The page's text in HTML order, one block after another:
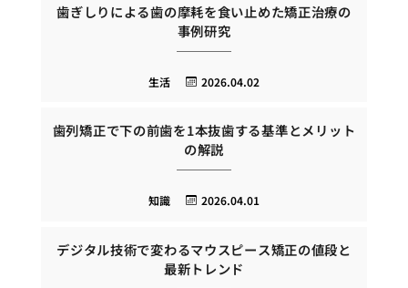
歯ぎしりによる歯の摩耗を食い止めた矯正治療の
事例研究
2026.04.02
生活
歯列矯正で下の前歯を1本抜歯する基準とメリット
の解説
2026.04.01
知識
デジタル技術で変わるマウスピース矯正の値段と
最新トレンド